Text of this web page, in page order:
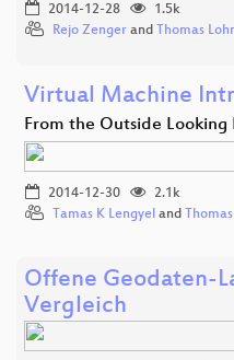
2014-12-28
1.5k
Rejo Zenger and Thomas
Virtual Machine
From the Outside Looking
2014-12-30
2.1k
Tamas K Lengyel and
Offene Geodaten-
Vergleich